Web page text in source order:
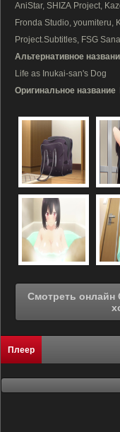
AniStar, SHIZA Project,
Fronda Studio, youmiteru,
Project.Subtitles, FSG
Альтернативное
Life as Inukai-san's Dog
Оригинальное название
Смотреть онлайн Стать любимой собачкой (2023) в
Плеер